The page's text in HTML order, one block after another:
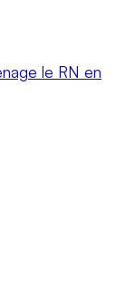
le RN en